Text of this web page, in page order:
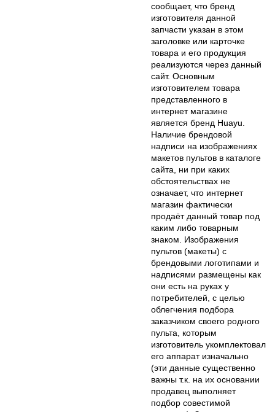
сообщает, что бренд
изготовителя данной
запчасти указан в этом
заголовке или карточке
товара и его продукция
реализуются через данный
сайт. Основным
изготовителем товара
представленного в
интернет магазине
является бренд Huayu.
Наличие брендовой
надписи на изображениях
макетов пультов в каталоге
сайта, ни при каких
обстоятельствах не
означает, что интернет
магазин фактически
продаёт данный товар под
каким либо товарным
знаком. Изображения
пультов (макеты) с
брендовыми логотипами и
надписями размещены как
они есть на руках у
потребителей, с целью
облегчения подбора
заказчиком своего родного
пульта, которым
изготовитель укомплектовал
его аппарат изначально
(эти данные существенно
важны т.к. на их основании
продавец выполняет
подбор совестимой